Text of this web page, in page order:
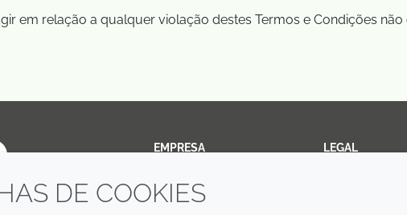
em relação a qualquer violação destes Termos e Condições
EMPRESA
Annual Report
LEGAL
DE COOKIES